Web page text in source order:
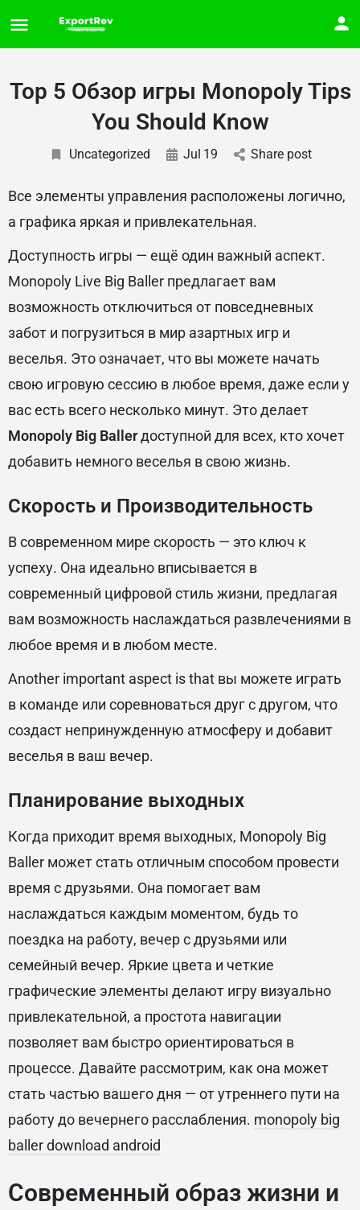
Top 5 Обзор игры Monopoly Tips
You Should Know
Uncategorized Jul 19 Share post
Все элементы управления расположены логично,
а графика яркая и привлекательная.
Доступность игры — ещё один важный аспект.
Monopoly Live Big Baller предлагает вам
возможность отключиться от повседневных
забот и погрузиться в мир азартных игр и
веселья. Это означает, что вы можете начать
свою игровую сессию в любое время, даже если у
вас есть всего несколько минут. Это делает
Monopoly Big Ballerдоступной для всех, кто хочет
добавить немного веселья в свою жизнь.
Скорость и Производительность
В современном мире скорость — это ключ к
успеху. Она идеально вписывается в
современный цифровой стиль жизни, предлагая
вам возможность наслаждаться развлечениями в
любое время и в любом месте.
Another important aspect is that вы можете играть
в команде или соревноваться друг с другом, что
создаст непринужденную атмосферу и добавит
веселья в ваш вечер.
Планирование выходных
Когда приходит время выходных, Monopoly Big
Baller может стать отличным способом провести
время с друзьями. Она помогает вам
наслаждаться каждым моментом, будь то
поездка на работу, вечер с друзьями или
семейный вечер. Яркие цвета и четкие
графические элементы делают игру визуально
привлекательной, а простота навигации
позволяет вам быстро ориентироваться в
процессе. Давайте рассмотрим, как она может
стать частью вашего дня — от утреннего пути на
работу до вечернего расслабления. monopoly big
baller download android
Современный образ жизни и